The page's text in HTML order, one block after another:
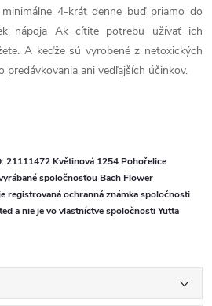
4-krát denne buď priamo do
nápoja Ak cítite potrebu užívať ich
A keďže sú vyrobené z netoxických
predávkovania ani vedľajších účinkov.
21111472 Květinová 1254 Pohořelice
spoločnosťou Bach Flower
registrovaná ochranná známka spoločnosti
a nie je vo vlastníctve spoločnosti Yutta